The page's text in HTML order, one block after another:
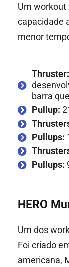
Um workout
capacidade
menor
Thruster:
barra
Pullup:
Pullups:
Pullups:
HERO
Um dos
Foi criado
americana,